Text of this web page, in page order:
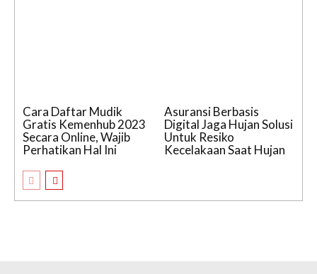
Cara Daftar Mudik
Gratis Kemenhub 2023
Secara Online, Wajib
Perhatikan Hal Ini
Asuransi Berbasis
Digital Jaga Hujan Solusi
Untuk Resiko
Kecelakaan Saat Hujan